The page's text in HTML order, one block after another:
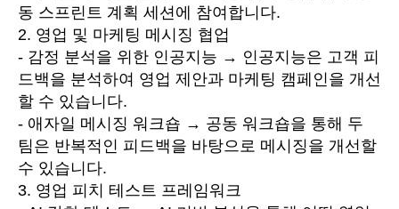
동 스프린트 계획 세션에 참여합니다.
2. 영업 및 마케팅 메시징 협업
- 감정 분석을 위한 인공지능 → 인공지능은 고객 피
드백을 분석하여 영업 제안과 마케팅 캠페인을 개선
할 수 있습니다.
- 애자일 메시징 워크숍 → 공동 워크숍을 통해 두
팀은 반복적인 피드백을 바탕으로 메시징을 개선할
수 있습니다.
3. 영업 피치 테스트 프레임워크